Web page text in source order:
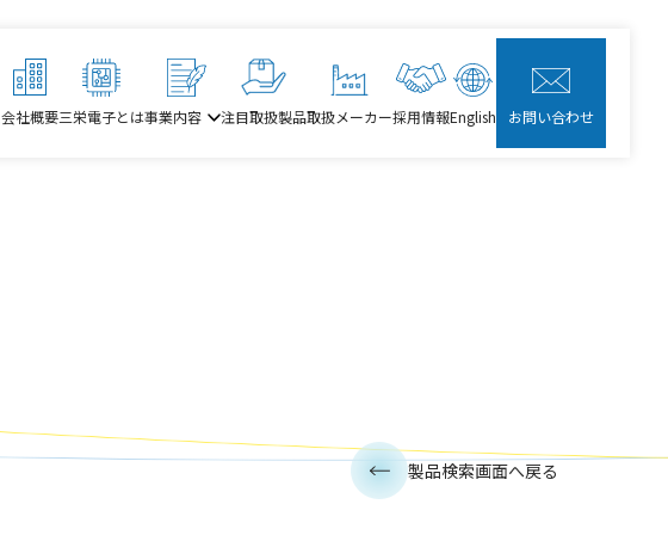
会社概要三栄電子とは事業内容 注目取扱製品取扱メーカー採用情報English お問い合わせ
製品検索画面へ戻る